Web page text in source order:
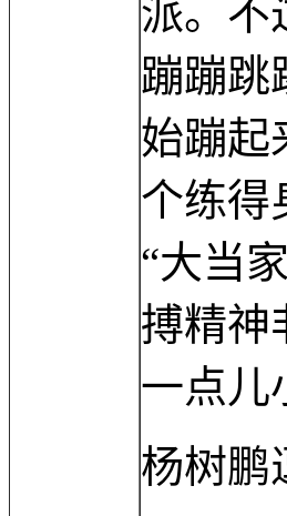
派。不
蹦蹦跳
始蹦起
个练得
“大当
搏精神
一点儿
杨树鹏